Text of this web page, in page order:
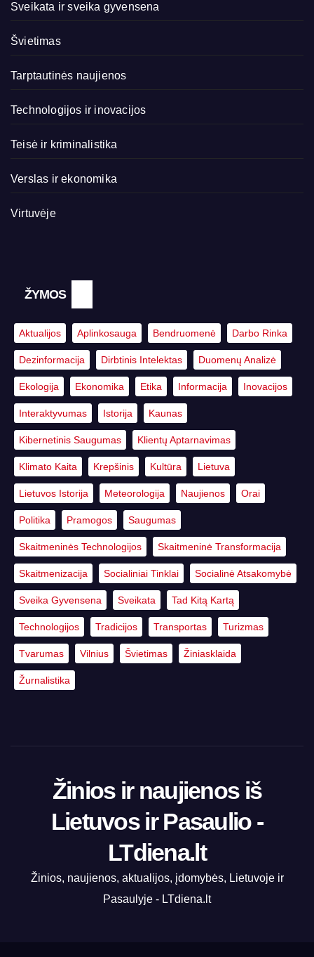
Sveikata ir sveika gyvensena
Švietimas
Tarptautinės naujienos
Technologijos ir inovacijos
Teisė ir kriminalistika
Verslas ir ekonomika
Virtuvėje
ŽYMOS
Aktualijos Aplinkosauga Bendruomenė Darbo Rinka
Dezinformacija Dirbtinis Intelektas Duomenų Analizė
Ekologija Ekonomika Etika Informacija Inovacijos
Interaktyvumas Istorija Kaunas
Kibernetinis Saugumas Klientų Aptarnavimas
Klimato Kaita Krepšinis Kultūra Lietuva
Lietuvos Istorija Meteorologija Naujienos Orai
Politika Pramogos Saugumas
Skaitmeninės Technologijos Skaitmeninė Transformacija
Skaitmenizacija Socialiniai Tinklai Socialinė Atsakomybė
Sveika Gyvensena Sveikata Tad Kitą Kartą
Technologijos Tradicijos Transportas Turizmas
Tvarumas Vilnius Švietimas Žiniasklaida
Žurnalistika
Žinios ir naujienos iš
Lietuvos ir Pasaulio -
LTdiena.lt
Žinios, naujienos, aktualijos, įdomybės, Lietuvoje ir
Pasaulyje - LTdiena.lt